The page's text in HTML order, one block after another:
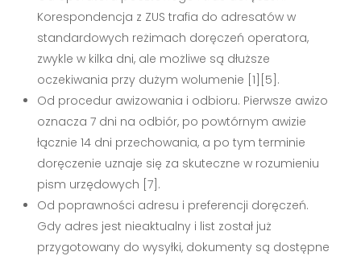
Korespondencja z ZUS trafia do adresatów w
standardowych reżimach doręczeń operatora,
zwykle w kilka dni, ale możliwe są dłuższe
oczekiwania przy dużym wolumenie [1][5].
Od procedur awizowania i odbioru. Pierwsze awizo
oznacza 7 dni na odbiór, po powtórnym awizie
łącznie 14 dni przechowania, a po tym terminie
doręczenie uznaje się za skuteczne w rozumieniu
pism urzędowych [7].
Od poprawności adresu i preferencji doręczeń.
Gdy adres jest nieaktualny i list został już
przygotowany do wysyłki, dokumenty są dostępne